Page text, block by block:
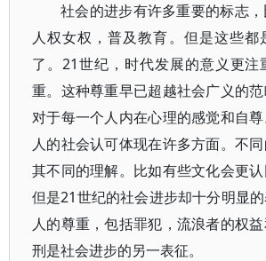
社会的进步有许多重要的标志，
人权女权，普及教育。但是这些都
了。21世纪，时代发展的意义更注
重。这种尊重早已超越社会广义的
对于每一个人内在心理的感觉和自
人的社会认可体现在许多方面。不
其不同的理解。比如有些文化会更认
但是21世纪的社会进步却十分明显
人的尊重，包括罪犯，流浪者的权
刑是社会进步的另一表征。